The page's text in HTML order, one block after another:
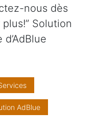
nous dès
Solution
AdBlue